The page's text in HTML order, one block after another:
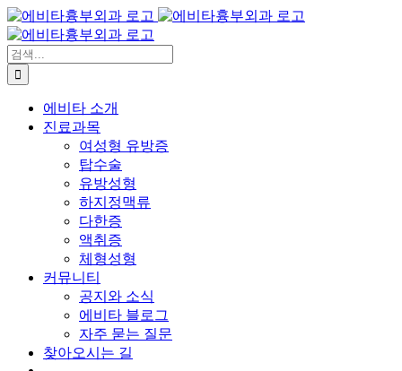
콘
텐
츠
로
건
검
색:
에비타 소개
진료과목
여성형 유방증
탑수술
유방성형
하지정맥류
다한증
액취증
체형성형
커뮤니티
공지와 소식
에비타 블로그
자주 묻는 질문
찾아오시는 길